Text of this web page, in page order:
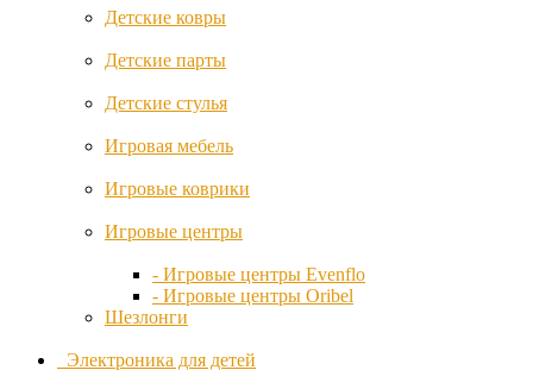
Noordline
Nuna
Oribel
OSANN
Oyster
Детские ковры
Детские парты
Детские стулья
Игровая мебель
Игровые коврики
Игровые центры
- Игровые центры Evenflo
- Игровые центры Oribel
Шезлонги
Электроника для детей